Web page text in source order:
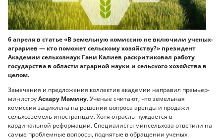
6 апреля в статье «В земельную комиссию не включили ученых-
аграриев — кто поможет сельскому хозяйству?» президент
Академии сельхознаук Гани Калиев раскритиковал работу
государства в области аграрной науки и сельского хозяйства в
целом.
Замечания и предложения коллектив академии направил премьер-
министруАскару Мамину. Ученые считают, что земельная
комиссия зациклена на решении вопроса аренды и продажи
сельхозземель иностранцам. Хотя отрасль нуждается в
кардинальной реформации. Специалисты минсельхоза ответили на
самые проблемные вопросы, поднятые в обращении ученых.